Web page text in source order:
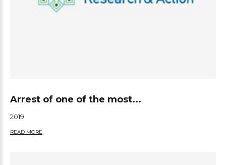
Arrest of one of the most...
2019
READ MORE